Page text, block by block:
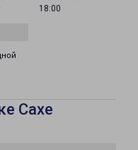
18:00
Сахе